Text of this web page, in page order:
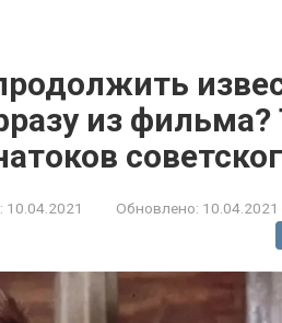
из фильма?
10.04.2021 Обновлено: 10.04.2021